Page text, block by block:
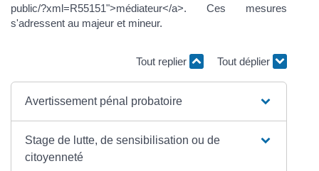
public/?xml=R55151">médiateur</a>. Ces mesures
s'adressent au majeur et mineur.
Tout replier Tout déplier
Avertissement pénal probatoire
Stage de lutte, de sensibilisation ou de
citoyenneté